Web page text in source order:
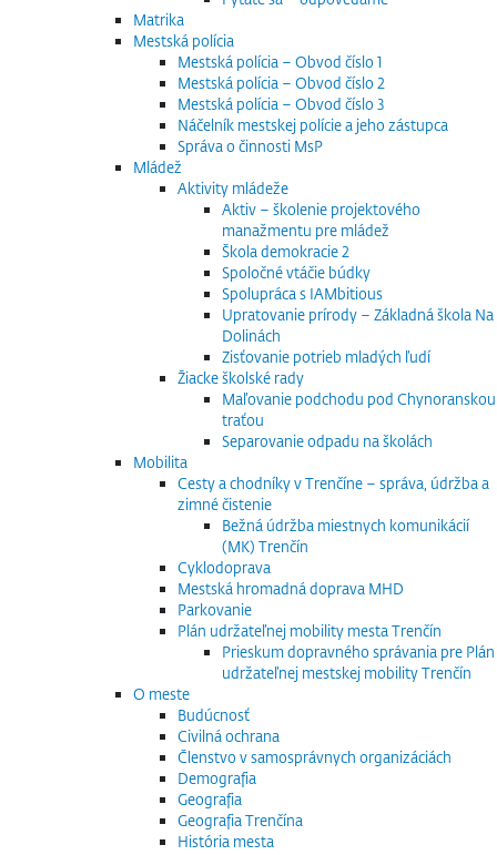
Matrika
Mestská polícia
Mestská polícia – Obvod číslo 1
Mestská polícia – Obvod číslo 2
Mestská polícia – Obvod číslo 3
Náčelník mestskej polície a jeho zástupca
Správa o činnosti MsP
Mládež
Aktivity mládeže
Aktiv – školenie projektového
manažmentu pre mládež
Škola demokracie 2
Spoločné vtáčie búdky
Spolupráca s IAMbitious
Upratovanie prírody – Základná škola Na
Dolinách
Zisťovanie potrieb mladých ľudí
Žiacke školské rady
Maľovanie podchodu pod Chynoranskou
traťou
Separovanie odpadu na školách
Mobilita
Cesty a chodníky v Trenčíne – správa, údržba a
zimné čistenie
Bežná údržba miestnych komunikácií
(MK) Trenčín
Cyklodoprava
Mestská hromadná doprava MHD
Parkovanie
Plán udržateľnej mobility mesta Trenčín
Prieskum dopravného správania pre Plán
udržateľnej mestskej mobility Trenčín
O meste
Budúcnosť
Civilná ochrana
Členstvo v samosprávnych organizáciách
Demografia
Geografia
Geografia Trenčína
História mesta